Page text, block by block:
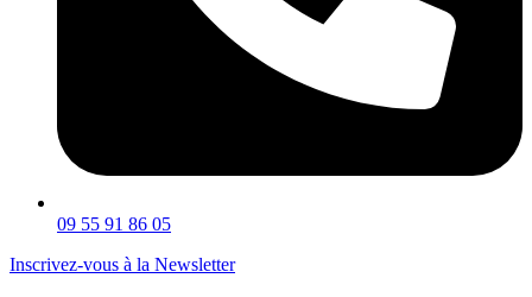
09 55 91 86 05
Inscrivez-vous à la Newsletter